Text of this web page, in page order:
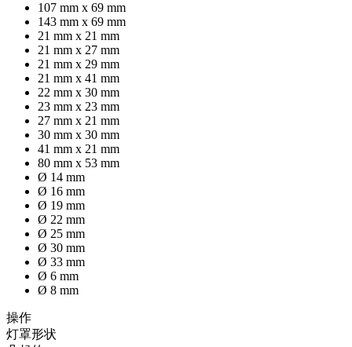
107 mm x 69 mm
143 mm x 69 mm
21 mm x 21 mm
21 mm x 27 mm
21 mm x 29 mm
21 mm x 41 mm
22 mm x 30 mm
23 mm x 23 mm
27 mm x 21 mm
30 mm x 30 mm
41 mm x 21 mm
80 mm x 53 mm
Ø 14 mm
Ø 16 mm
Ø 19 mm
Ø 22 mm
Ø 25 mm
Ø 30 mm
Ø 33 mm
Ø 6 mm
Ø 8 mm
操作
灯罩形状